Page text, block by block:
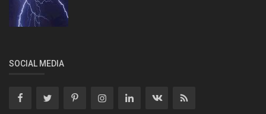
SOCIAL MEDIA